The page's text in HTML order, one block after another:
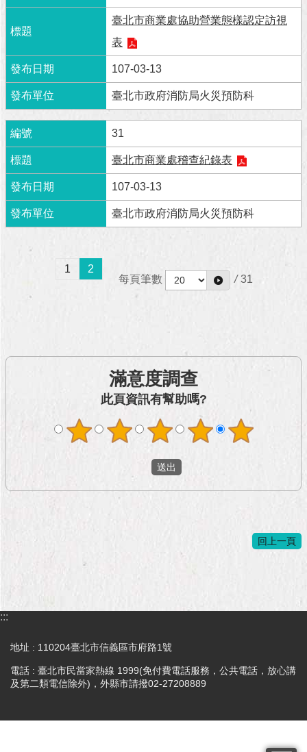
陳
情
統
公
民
參
與
專
臺
北
旅
料
及
RSS
絡
我
們
系
臺北市商業處協助營業態樣認定訪視
表
107-03-13
臺北市政府消防局火災預防科
31
臺北市商業處稽查紀錄表
107-03-13
臺北市政府消防局火災預防科
1
2
每頁筆數
/ 31
滿意度調查
此頁資訊有幫助嗎?
回上一頁
:::
地址 : 110204臺北市信義區市府路1號
電話 : 臺北市民當家熱線 1999(免付費電話服務，公共電話，放心講
及第二類電信除外)，外縣市請撥02-27208889